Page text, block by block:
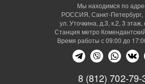
8 (812) 702-79-
Мы находимся по
РОССИЯ, Санкт-Петербург,
ул. Уточкина, д.3, к.2, 3
Станция метро
Время работы с 09:00 до